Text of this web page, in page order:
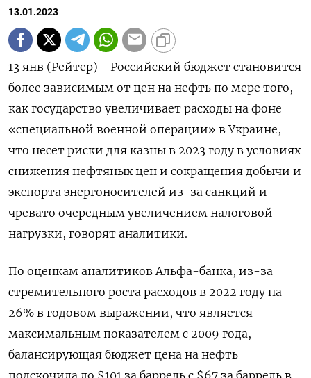
13.01.2023
13 янв (Рейтер) - Российский бюджет становится
более зависимым от цен на нефть по мере того,
как государство увеличивает расходы на фоне
«специальной военной операции» в Украине,
что несет риски для казны в 2023 году в условиях
снижения нефтяных цен и сокращения добычи и
экспорта энергоносителей из-за санкций и
чревато очередным увеличением налоговой
нагрузки, говорят аналитики.
По оценкам аналитиков Альфа-банка, из-за
стремительного роста расходов в 2022 году на
26% в годовом выражении, что является
максимальным показателем с 2009 года,
балансирующая бюджет цена на нефть
подскочила до $101 за баррель с $67 за баррель в